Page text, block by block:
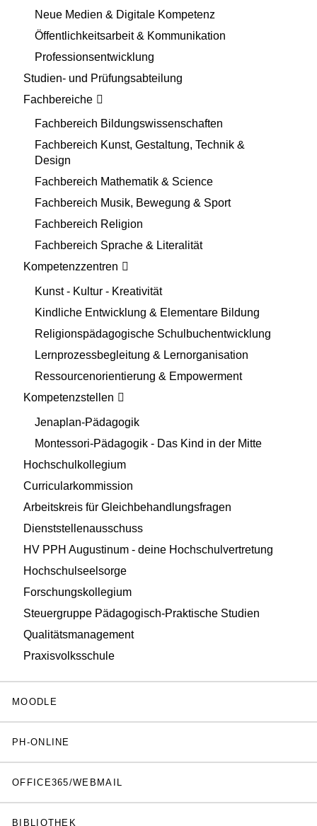
Neue Medien & Digitale Kompetenz
Öffentlichkeitsarbeit & Kommunikation
Professionsentwicklung
Studien- und Prüfungsabteilung
Fachbereiche
Fachbereich Bildungswissenschaften
Fachbereich Kunst, Gestaltung, Technik &
Design
Fachbereich Mathematik & Science
Fachbereich Musik, Bewegung & Sport
Fachbereich Religion
Fachbereich Sprache & Literalität
Kompetenzzentren
Kunst - Kultur - Kreativität
Kindliche Entwicklung & Elementare Bildung
Religionspädagogische Schulbuchentwicklung
Lernprozessbegleitung & Lernorganisation
Ressourcenorientierung & Empowerment
Kompetenzstellen
Jenaplan-Pädagogik
Montessori-Pädagogik - Das Kind in der Mitte
Hochschulkollegium
Curricularkommission
Arbeitskreis für Gleichbehandlungsfragen
Dienststellenausschuss
HV PPH Augustinum - deine Hochschulvertretung
Hochschulseelsorge
Forschungskollegium
Steuergruppe Pädagogisch-Praktische Studien
Qualitätsmanagement
Praxisvolksschule
MOODLE
PH-ONLINE
OFFICE365/WEBMAIL
BIBLIOTHEK